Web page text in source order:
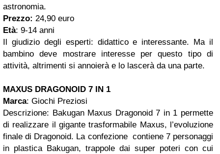
astronomia.
Prezzo: 24,90 euro
Età: 9-14 anni
Il giudizio degli esperti: didattico e interessante. Ma il
bambino deve mostrare interesse per questo tipo di
attività, altrimenti si annoierà e lo lascerà da una parte.
MAXUS DRAGONOID 7 IN 1
Marca: Giochi Preziosi
Descrizione: Bakugan Maxus Dragonoid 7 in 1 permette
di realizzare il gigante trasformabile Maxus, l’evoluzione
finale di Dragonoid. La confezione contiene 7 personaggi
in plastica Bakugan, trappole dai super poteri con cui